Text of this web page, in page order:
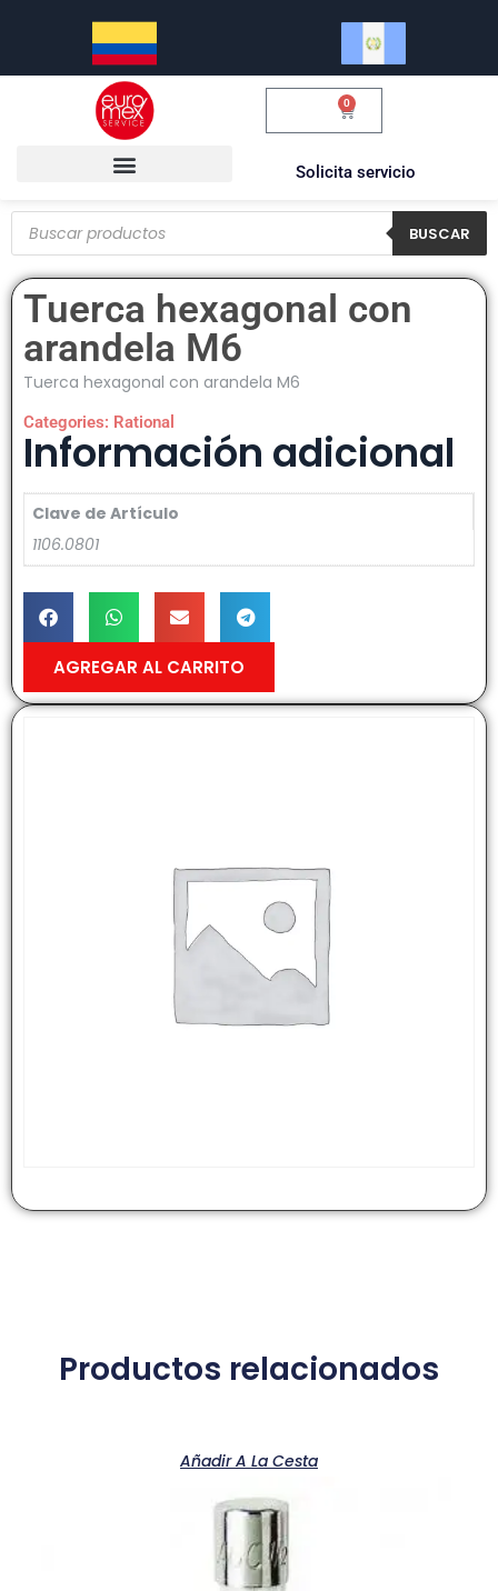
0
Solicita servicio
BUSCAR
Tuerca hexagonal con
arandela M6
Tuerca hexagonal con arandela M6
Categories: Rational
Información adicional
Clave de Artículo
1106.0801
AGREGAR AL CARRITO
Productos relacionados
Añadir A La Cesta